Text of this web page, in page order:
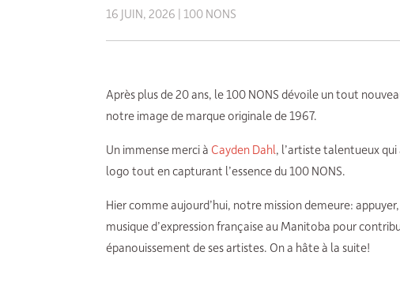
16 JUIN, 2026 | 100 NONS
Après plus de 20 ans, le 100 NONS dévoile un tout
notre image de marque originale de 1967.
Un immense merci à Cayden Dahl, l’artiste talentueux
logo tout en capturant l’essence du 100 NONS.
Hier comme aujourd’hui, notre mission demeure:
musique d’expression française au Manitoba pour
épanouissement de ses artistes. On a hâte à la suite!